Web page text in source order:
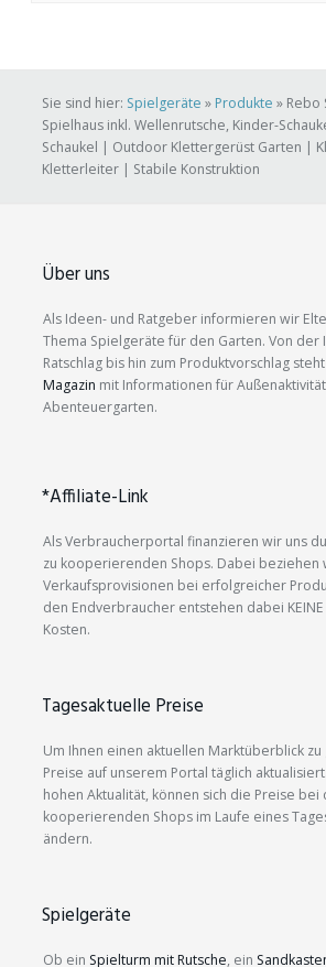
Sie sind hier: Spielgeräte » Produkte » Rebo
Spielhaus inkl. Wellenrutsche, Kinder-
Schaukel | Outdoor Klettergerüst Garten |
Kletterleiter | Stabile Konstruktion
Über uns
Als Ideen- und Ratgeber informieren wir
Thema Spielgeräte für den Garten. Von der
Ratschlag bis hin zum Produktvorschlag
Magazin mit Informationen für
Abenteuergarten.
*Affiliate-Link
Als Verbraucherportal finanzieren wir uns
zu kooperierenden Shops. Dabei beziehen
Verkaufsprovisionen bei erfolgreicher
den Endverbraucher entstehen dabei
Kosten.
Tagesaktuelle Preise
Um Ihnen einen aktuellen Marktüberblick
Preise auf unserem Portal täglich
hohen Aktualität, können sich die Preise bei
kooperierenden Shops im Laufe eines
ändern.
Spielgeräte
Ob ein Spielturm mit Rutsche, ein